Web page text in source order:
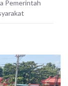
Pemerintah